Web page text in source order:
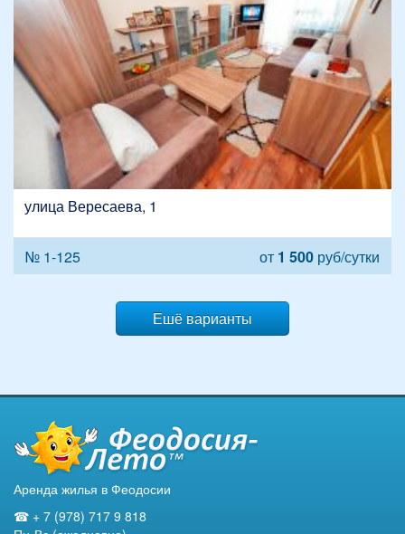
улица Вересаева, 1
№ 1-125 от 1 500 руб/сутки
Ешё варианты
Аренда жилья в Феодосии
☎ + 7 (978) 717 9 818